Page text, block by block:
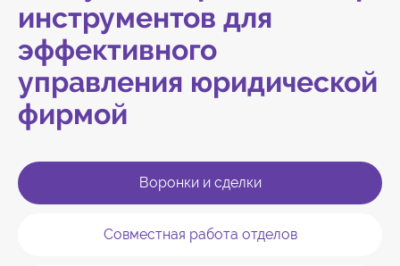
инструментов для
эффективного
управления юридической
фирмой
Воронки и сделки
Совместная работа отделов